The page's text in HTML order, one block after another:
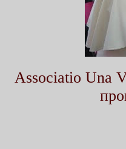
Associatio Una